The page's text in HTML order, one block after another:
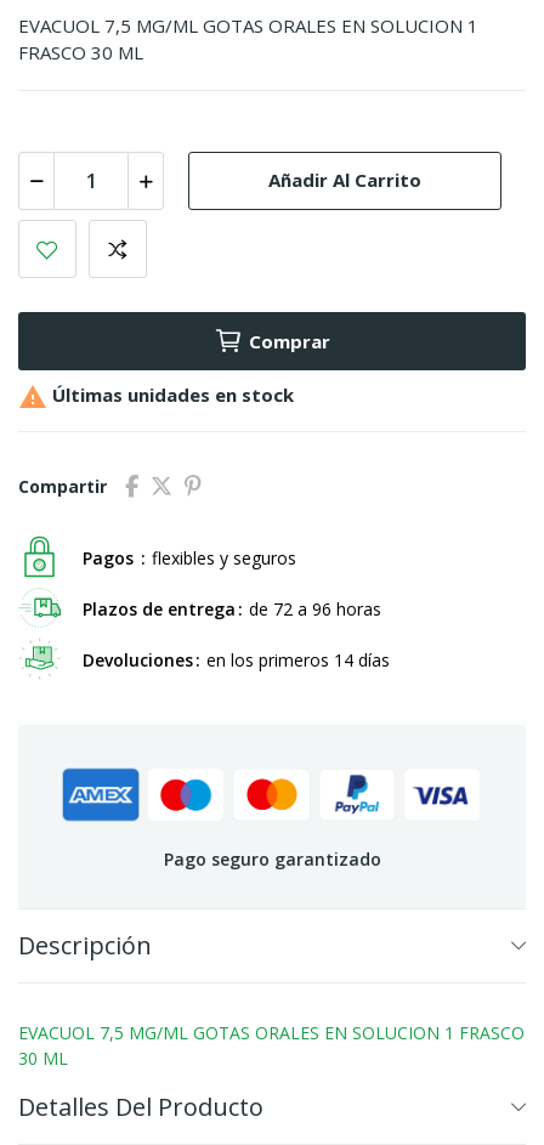
EVACUOL 7,5 MG/ML GOTAS ORALES EN SOLUCION 1
FRASCO 30 ML
Añadir Al Carrito
Comprar
 Últimas unidades en stock
Compartir
Pagos flexibles y seguros
Plazos de entrega de 72 a 96 horas
Devoluciones en los primeros 14 días
Pago seguro garantizado
Descripción
EVACUOL 7,5 MG/ML GOTAS ORALES EN SOLUCION 1 FRASCO
30 ML
Detalles Del Producto